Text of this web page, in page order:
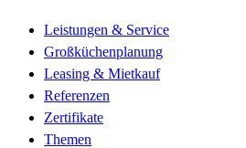
Leistungen & Service
Großküchenplanung
Leasing & Mietkauf
Referenzen
Zertifikate
Themen